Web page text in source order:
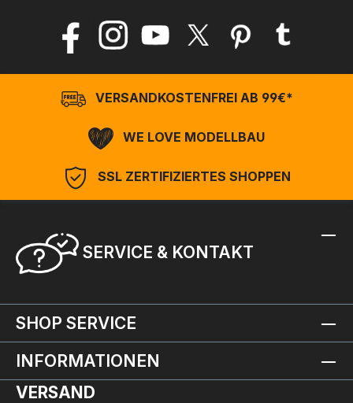
VERSANDKOSTENFREI AB 99€*
WE LOVE MODELLBAU
SSL ZERTIFIZIERTES SHOPPEN
SERVICE & KONTAKT
SHOP SERVICE
INFORMATIONEN
VERSAND